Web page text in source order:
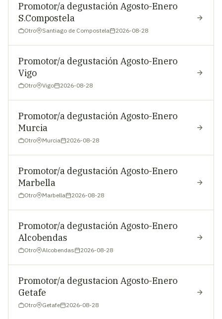
Promotor/a degustación Agosto-Enero
S.Compostela
Otro Santiago de Compostela 2026-08-28
Promotor/a degustación Agosto-Enero
Vigo
Otro Vigo 2026-08-28
Promotor/a degustación Agosto-Enero
Murcia
Otro Murcia 2026-08-28
Promotor/a degustación Agosto-Enero
Marbella
Otro Marbella 2026-08-28
Promotor/a degustación Agosto-Enero
Alcobendas
Otro Alcobendas 2026-08-28
Promotor/a degustacion Agosto-Enero
Getafe
Otro Getafe 2026-08-28